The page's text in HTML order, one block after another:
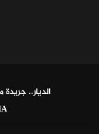
الديار..